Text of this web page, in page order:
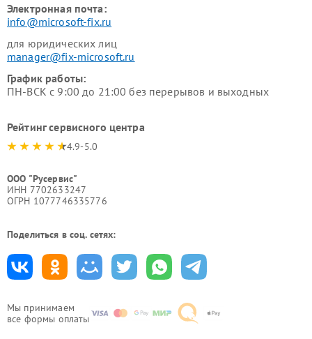
Мы принимаем
все формы оплаты
Электронная почта:
info@microsoft-fix.ru
для юридических лиц
manager@fix-microsoft.ru
График работы:
ПН-ВСК с 9:00 до 21:00 без перерывов и выходных
Рейтинг сервисного центра
4.9-5.0
ООО "Русервис"
ИНН 7702633247
ОГРН 1077746335776
Поделиться в соц. сетях: